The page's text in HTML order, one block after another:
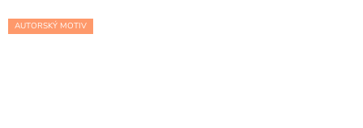
AUTORSKÝ MOTIV